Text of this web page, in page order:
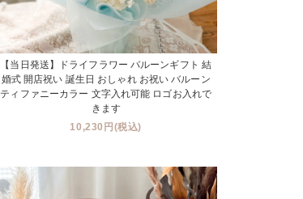
【当日発送】ドライフラワー バルーンギフト 結
婚式 開店祝い 誕生日 おしゃれ お祝い バルーン
ティファニーカラー 文字入れ可能 ロゴお入れで
きます
10,230円(税込)